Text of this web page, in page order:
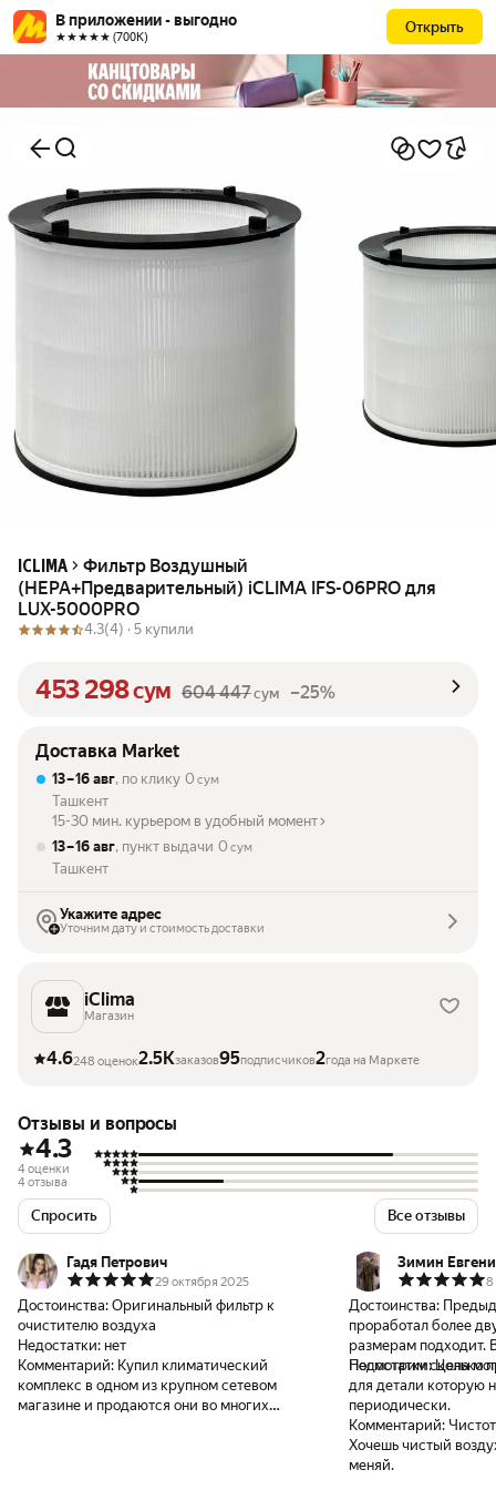
В приложении - выгодно
★★★★★ (700К)
Открыть
ICLIMA
Фильтр Воздушный
(HEPA+Предварительный) iCLIMА IFS-06PRO для
LUX-5000PRO
4.3(4) · 5 купили
453 298сум 604 447сум –25%
Доставка Market
13 – 16 авг, по клику 0 сум
Ташкент
15-30 мин. курьером в удобный момент
13 – 16 авг, пункт выдачи 0 сум
Ташкент
Укажите адрес
Уточним дату и стоимость доставки
iClima
Магазин
4.6248 оценок2.5Kзаказов95подписчиков2года на Маркете
Отзывы и вопросы
4.3
4 оценки
4 отзыва
Спросить Все отзывы
Гадя Петрович
29 октября 2025
Достоинства: Оригинальный фильтр к
очистителю воздуха
Недостатки: нет
Комментарий: Купил климатический
комплекс в одном из крупном сетевом
магазине и продаются они во многих
Зимин
8
Достоинства:
проработал более
размерам подходит.
Посмотрим сколько
Недостатки: Цена
для детали которую
периодически.
Комментарий:
Хочешь чистый
меняй.